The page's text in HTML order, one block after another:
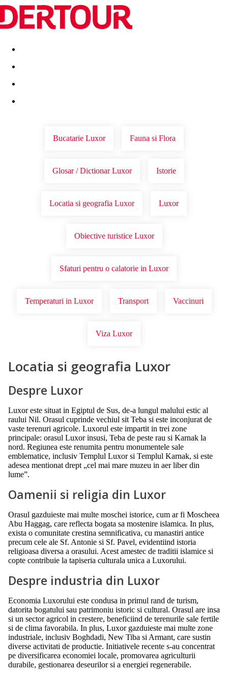
Destinatii Vacanta perfecta OFERTE DE NERATAT
Bucatarie Luxor Fauna si Flora
Glosar / Dictionar Luxor Istorie
Locatia si geografia Luxor Luxor
Obiective turistice Luxor
Sfaturi pentru o calatorie in Luxor
Temperaturi in Luxor Transport Vaccinuri
Viza Luxor
Locatia si geografia Luxor
Despre Luxor
Luxor este situat in Egiptul de Sus, de-a lungul malului estic al
raului Nil. Orasul cuprinde vechiul sit Teba si este inconjurat de
vaste terenuri agricole. Luxorul este impartit in trei zone
principale: orasul Luxor insusi, Teba de peste rau si Karnak la
nord. Regiunea este renumita pentru monumentele sale
emblematice, inclusiv Templul Luxor si Templul Karnak, si este
adesea mentionat drept „cel mai mare muzeu in aer liber din
lume”.
Oamenii si religia din Luxor
Orasul gazduieste mai multe moschei istorice, cum ar fi Moscheea
Abu Haggag, care reflecta bogata sa mostenire islamica. In plus,
exista o comunitate crestina semnificativa, cu manastiri antice
precum cele ale Sf. Antonie si Sf. Pavel, evidentiind istoria
religioasa diversa a orasului. Acest amestec de traditii islamice si
copte contribuie la tapiseria culturala unica a Luxorului.
Despre industria din Luxor
Economia Luxorului este condusa in primul rand de turism,
datorita bogatului sau patrimoniu istoric si cultural. Orasul are insa
si un sector agricol in crestere, beneficiind de terenurile sale fertile
si de clima favorabila. In plus, Luxor gazduieste mai multe zone
industriale, inclusiv Boghdadi, New Tiba si Armant, care sustin
diverse activitati de productie. Initiativele recente s-au concentrat
pe diversificarea economiei locale, promovarea agriculturii
durabile, gestionarea deseurilor si a energiei regenerabile.